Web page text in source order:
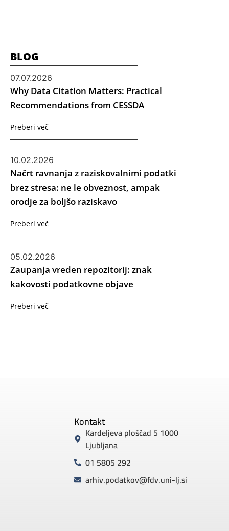
BLOG
07.07.2026
Why Data Citation Matters: Practical
Recommendations from CESSDA
Preberi več
10.02.2026
Načrt ravnanja z raziskovalnimi podatki
brez stresa: ne le obveznost, ampak
orodje za boljšo raziskavo
Preberi več
05.02.2026
Zaupanja vreden repozitorij: znak
kakovosti podatkovne objave
Preberi več
Kontakt
Kardeljeva ploščad 5 1000
Ljubljana
01 5805 292
arhiv.podatkov@fdv.uni-lj.si